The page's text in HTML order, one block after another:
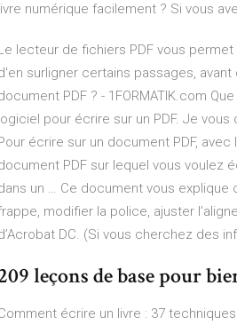
numérique facilement ? Si vous
lecteur de fichiers PDF vous
surligner certains passages,
PDF ? - 1FORMATIK.com
pour écrire sur un PDF. Je
écrire sur un document PDF,
PDF sur lequel vous voulez
un … Ce document vous
modifier la police, ajuster
DC. (Si vous cherchez des
leçons de base pour
écrire un livre : 37